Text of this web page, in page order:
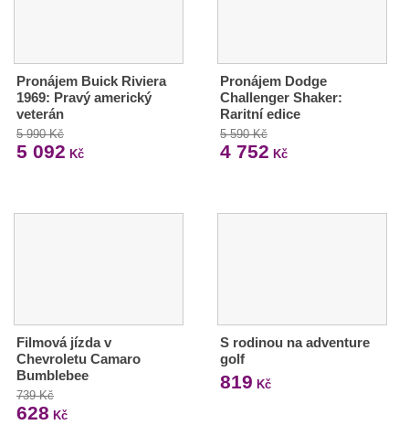
Pronájem Buick Riviera
1969: Pravý americký
veterán
5 990 Kč
5 092 Kč
Pronájem Dodge
Challenger Shaker:
Raritní edice
5 590 Kč
4 752 Kč
Filmová jízda v
Chevroletu Camaro
Bumblebee
739 Kč
628 Kč
S rodinou na adventure
golf
819 Kč